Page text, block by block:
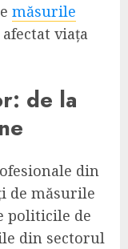
măsurile
viața
de la
din
de măsurile
politicile de
din sectorul